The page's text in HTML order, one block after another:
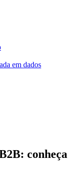
em dados
conheça